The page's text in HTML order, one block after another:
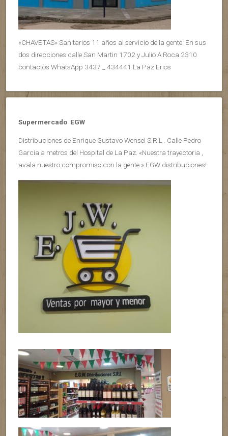
«CHAVETAS» Sanitarios 11 años al servicio de la gente. En sus
dos direcciones calle San Martin 1702 y Julio A Roca 2310
contactos WhatsApp 3437 _ 434441 La Paz Erios
Supermercado EGW
Distribuciones de Enrique Gustavo Wensel S.R.L . Calle Pedro
Garcia a metros del Hospital de La Paz. «Nuestra trayectoria ,
avala nuestro compromiso con la gente » EGW distribuciones!